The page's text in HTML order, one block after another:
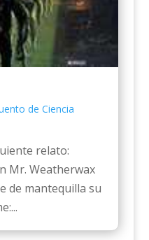
de Ciencia
relato:
Mr. Weatherwax
de mantequilla su